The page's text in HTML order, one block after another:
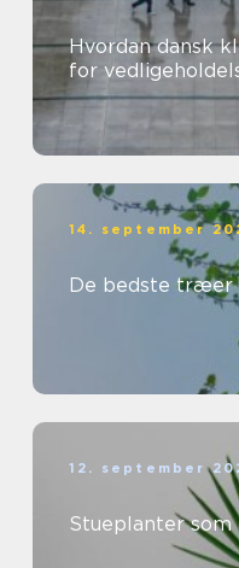
Hvordan dansk
for
14. september
De bedste træer
12. september
Stueplanter